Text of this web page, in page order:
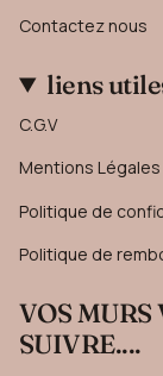
Contactez nous
liens
C.G.V
Mentions Légales
Politique de
Politique de
VOS MURS
SUIVRE....